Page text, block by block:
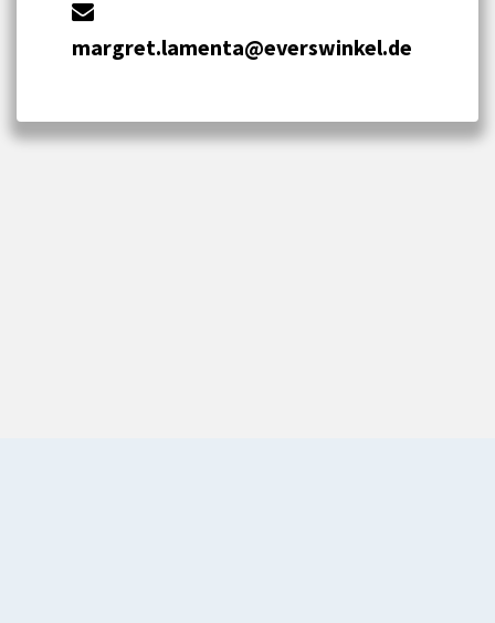
margret.lamenta@everswinkel.de